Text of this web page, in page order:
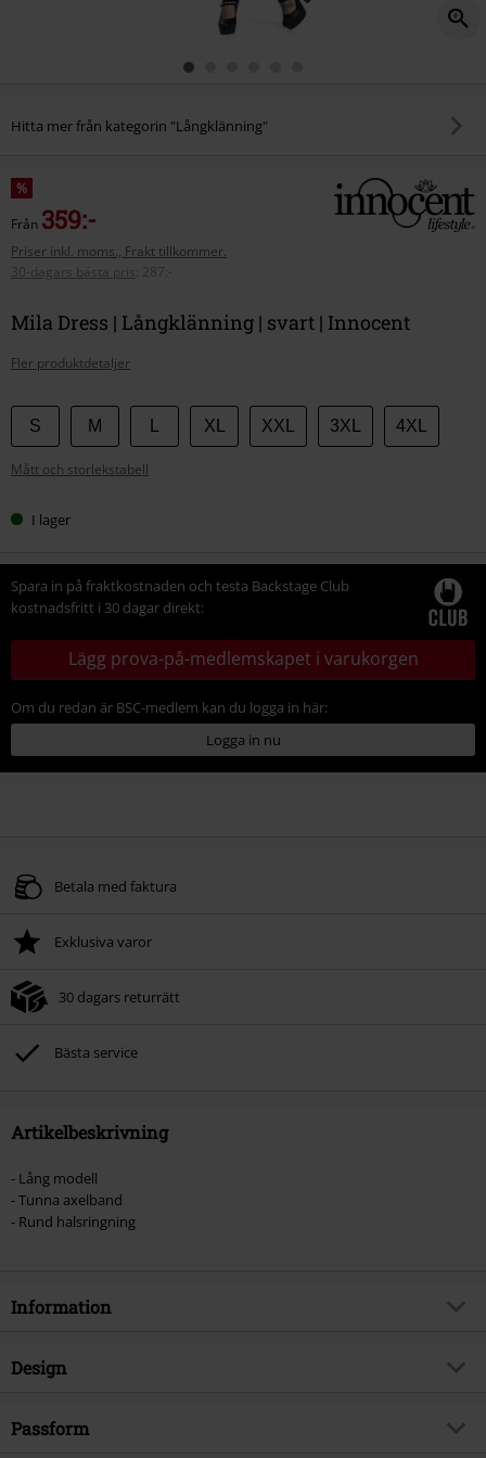
Hitta mer från kategorin "Långklänning"
%
Från 359:-
Priser inkl. moms., Frakt tillkommer.
30-dagars bästa pris
287:-
Mila Dress | Långklänning | svart | Innocent
Fler produktdetaljer
Välj
din
storlek
S M XL XXL 3XL 4XL
Mått och storlekstabell
I lager
Spara in på fraktkostnaden och testa Backstage Club
kostnadsfritt i 30 dagar direkt:
Lägg prova-på-medlemskapet i varukorgen
Om du redan är BSC-medlem kan du logga in här:
Logga in nu
Betala med faktura
Exklusiva varor
30 dagars returrätt
Bästa service
Artikelbeskrivning
- Lång modell
- Tunna axelband
- Rund halsringning
Information
Artikelnummer
Brand
Design
Produkttyp
Passform